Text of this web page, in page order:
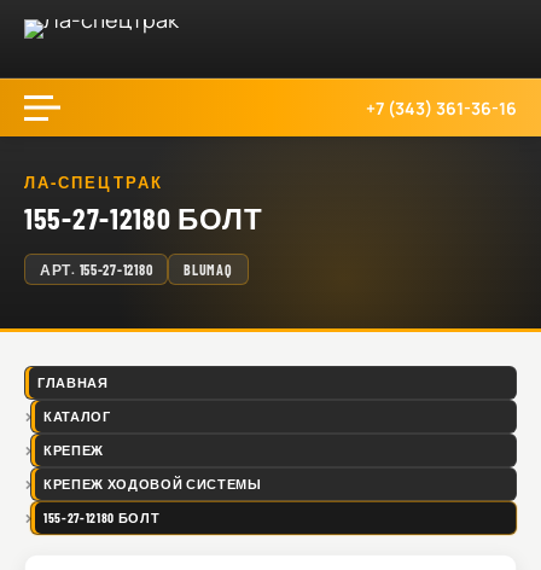
+7 (343) 361-36-16
ЛА-СПЕЦТРАК
155-27-12180 БОЛТ
АРТ. 155-27-12180 BLUMAQ
ГЛАВНАЯ
КАТАЛОГ
КРЕПЕЖ
КРЕПЕЖ ХОДОВОЙ СИСТЕМЫ
155-27-12180 БОЛТ